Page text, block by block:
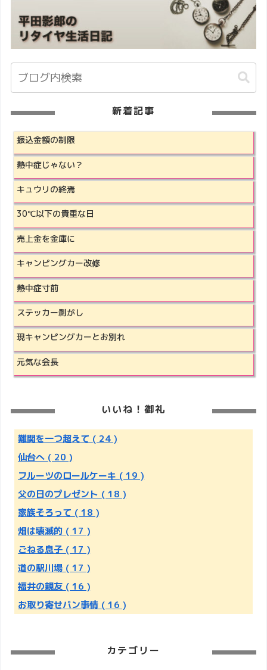
新着記事
振込金額の制限
熱中症じゃない？
キュウリの終焉
30℃以下の貴重な日
売上金を金庫に
キャンピングカー改修
熱中症寸前
ステッカー剥がし
現キャンピングカーとお別れ
元気な会長
いいね！御礼
難関を一つ超えて ( 24 )
仙台へ ( 20 )
フルーツのロールケーキ ( 19 )
父の日のプレゼント ( 18 )
家族そろって ( 18 )
畑は壊滅的 ( 17 )
ごねる息子 ( 17 )
道の駅川場 ( 17 )
福井の親友 ( 16 )
お取り寄せパン事情 ( 16 )
カテゴリー